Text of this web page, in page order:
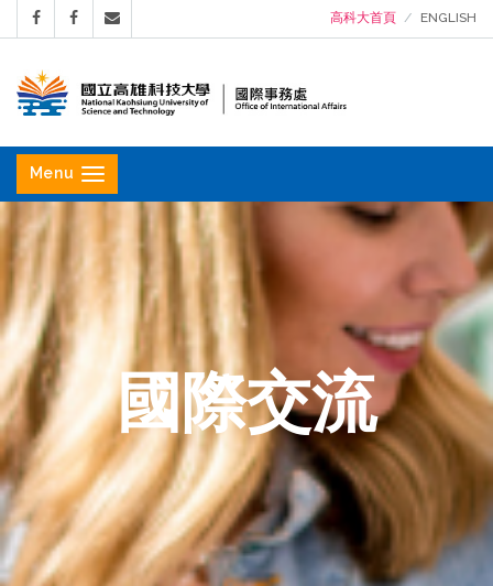
高科大首頁 ENGLISH
立
高
雄
科
技
大
學
國
際
務
處
Menu
國際交流